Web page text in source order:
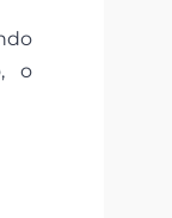
o